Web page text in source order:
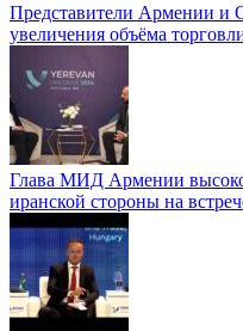
Представители Армении и
увеличения объёма
Глава МИД Армении
иранской стороны на